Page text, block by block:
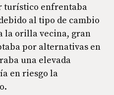
turístico enfrentaba
al tipo de cambio
la orilla vecina, gran
por alternativas en
una elevada
en riesgo la